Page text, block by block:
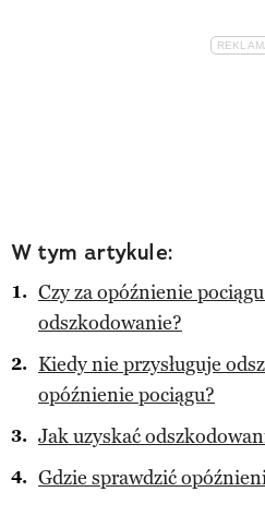
W tym artykule:
Czy za opóźnienie
odszkodowanie?
Kiedy nie przysługuje
opóźnienie pociągu?
Jak uzyskać
Gdzie sprawdzić